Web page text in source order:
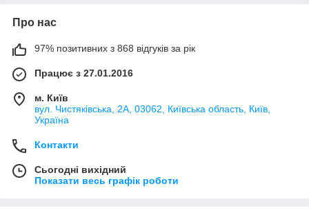
Про нас
97% позитивних з 868 відгуків за рік
Працює з 27.01.2016
м. Київ
вул. Чистяківська, 2А, 03062, Київська область, Київ,
Україна
Контакти
Сьогодні вихідний
Показати весь графік роботи